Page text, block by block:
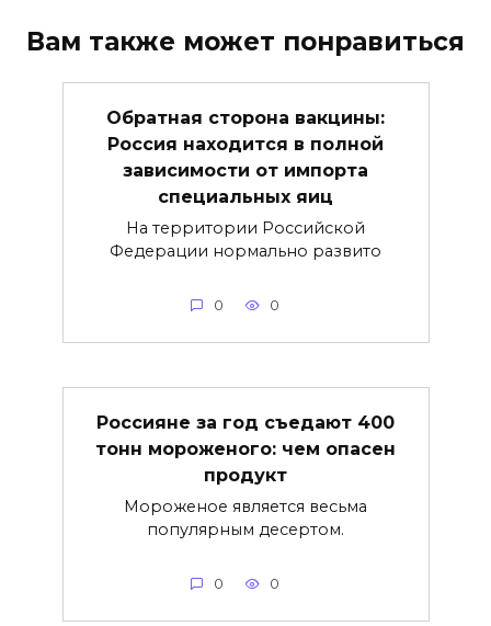
Вам также может понравиться
Обратная сторона вакцины:
Россия находится в полной
зависимости от импорта
специальных яиц
На территории Российской
Федерации нормально развито
0 0
Россияне за год съедают 400
тонн мороженого: чем опасен
продукт
Мороженое является весьма
популярным десертом.
0 0